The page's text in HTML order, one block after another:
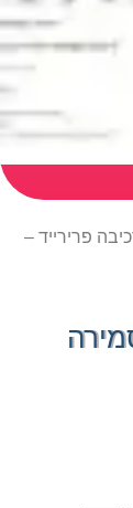
פרירייד –